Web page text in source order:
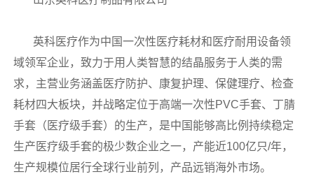
英科医疗作为中国一次性医疗耗材和医疗耐用设备领
域领军企业，致力于用人类智慧的结晶服务于人类的需
求，主营业务涵盖医疗防护、康复护理、保健理疗、检查
耗材四大板块，并战略定位于高端一次性PVC手套、丁腈
手套（医疗级手套）的生产，是中国能够高比例持续稳定
生产医疗级手套的极少数企业之一，产能近100亿只/年，
生产规模位居行全球行业前列，产品远销海外市场。